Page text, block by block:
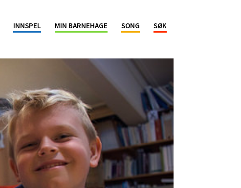
INNSPEL MIN BARNEHAGE SONG SØK